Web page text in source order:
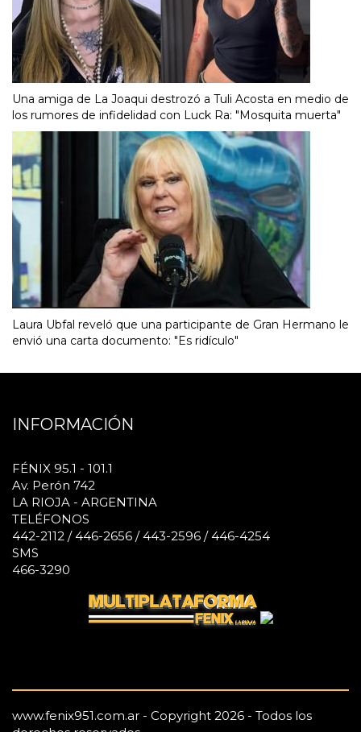
Una amiga de La Joaqui destrozó a Tuli Acosta en medio de
los rumores de infidelidad con Luck Ra: "Mosquita muerta"
Laura Ubfal reveló que una participante de Gran Hermano le
envió una carta documento: "Es ridículo"
INFORMACIÓN
FÉNIX 95.1 - 101.1
Av. Perón 742
LA RIOJA - ARGENTINA
TELÉFONOS
442-2112 / 446-2656 / 443-2596 / 446-4254
SMS
466-3290
www.fenix951.com.ar - Copyright 2026 - Todos los